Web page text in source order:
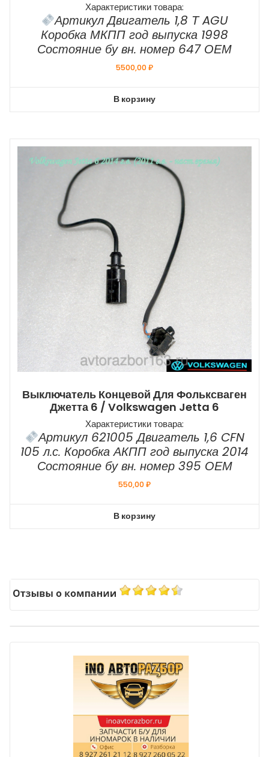
Характеристики товара:
Артикул Двигатель 1,8 Т AGU
Коробка МКПП год выпуска 1998
Состояние бу вн. номер 647 ОЕМ
5500,00₽
В корзину
Выключатель Концевой Для Фольксваген
Джетта 6 / Volkswagen Jetta 6
Характеристики товара:
Артикул 621005 Двигатель 1,6 CFN
105 л.с. Коробка АКПП год выпуска 2014
Состояние бу вн. номер 395 ОЕМ
550,00₽
В корзину